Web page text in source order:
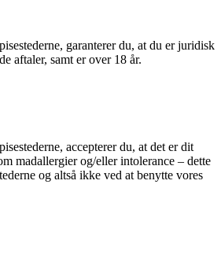
garanterer du, at du er juridisk
aftaler, samt er over 18 år.
accepterer du, at det er dit
madallergier og/eller intolerance – dette
og altså ikke ved at benytte vores